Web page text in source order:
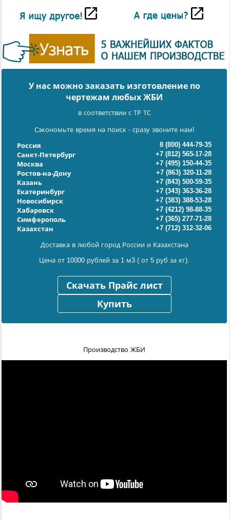
У нас можно заказать изготовление по
чертежам любых ЖБИ
в соответствии с ТР ТС
Сэкономьте время на поиск - сразу звоните нам!
Россия
8 (800) 444-79-35
Санкт-Петербург
+7 (812) 565-17-28
Москва
+7 (495) 150-44-35
Ростов-на-Дону
+7 (863) 320-11-28
Казань
+7 (843) 500-59-35
Екатеринбург
+7 (343) 363-36-28
Новосибирск
+7 (383) 388-53-28
Хабаровск
+7 (4212) 98-88-35
Симферополь
+7 (365) 277-71-28
Казахстан
+7 (712) 312-32-06
Доставка в любой город России и Казахстана
Цена от 10000 рублей за 1 м3 ( от 5 руб за кг).
Скачать Прайс лист
Купить
Производство ЖБИ